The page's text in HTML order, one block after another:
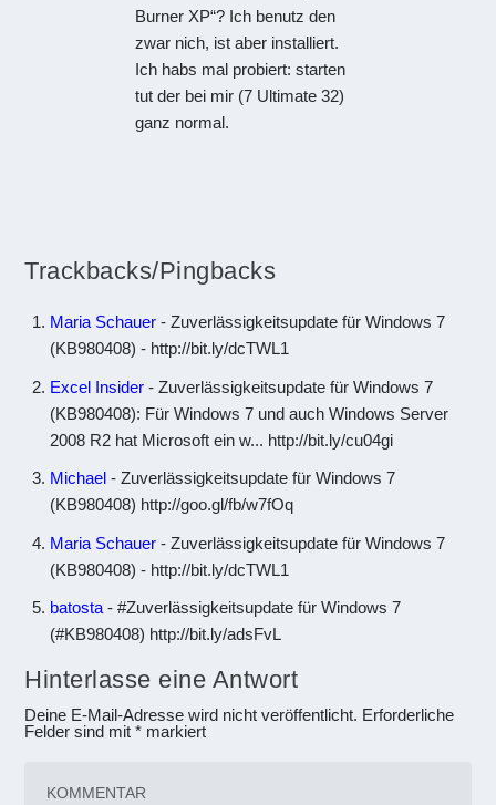
Burner XP“? Ich benutz den
zwar nich, ist aber installiert.
Ich habs mal probiert: starten
tut der bei mir (7 Ultimate 32)
ganz normal.
Trackbacks/Pingbacks
Maria Schauer- Zuverlässigkeitsupdate für Windows 7
(KB980408) - http://bit.ly/dcTWL1
Excel Insider- Zuverlässigkeitsupdate für Windows 7
(KB980408): Für Windows 7 und auch Windows Server
2008 R2 hat Microsoft ein w... http://bit.ly/cu04gi
Michael- Zuverlässigkeitsupdate für Windows 7
(KB980408) http://goo.gl/fb/w7fOq
Maria Schauer- Zuverlässigkeitsupdate für Windows 7
(KB980408) - http://bit.ly/dcTWL1
batosta- #Zuverlässigkeitsupdate für Windows 7
(#KB980408) http://bit.ly/adsFvL
Hinterlasse eine Antwort
Deine E-Mail-Adresse wird nicht veröffentlicht. Erforderliche
Felder sind mit* markiert